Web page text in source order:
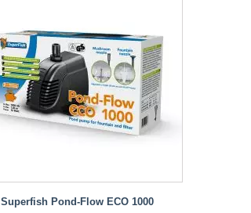
Superfish Pond-Flow ECO 1000